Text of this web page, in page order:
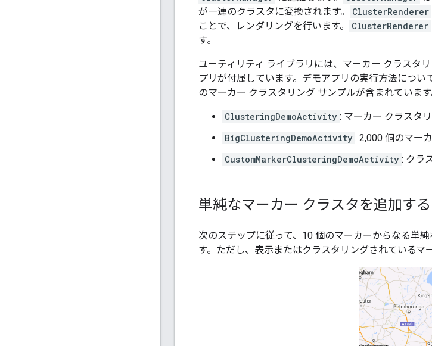
が一連のクラスタに変換されます。
ClusterRenderer
ことで、レンダリングを行います。
ClusterRenderer
す。
ユーティリティ ライブラリには、マーカー クラスタ
プリが付属しています。デモアプリの実行方法につい
のマーカー クラスタリング サンプルが含まれています
ClusteringDemoActivity : マーカー クラスタ
BigClusteringDemoActivity : 2,000 個のマー
CustomMarkerClusteringDemoActivity : クラ
単純なマーカー クラスタを追加する
次のステップに従って、10 個のマーカーからなる単
す。ただし、表示またはクラスタリングされているマ